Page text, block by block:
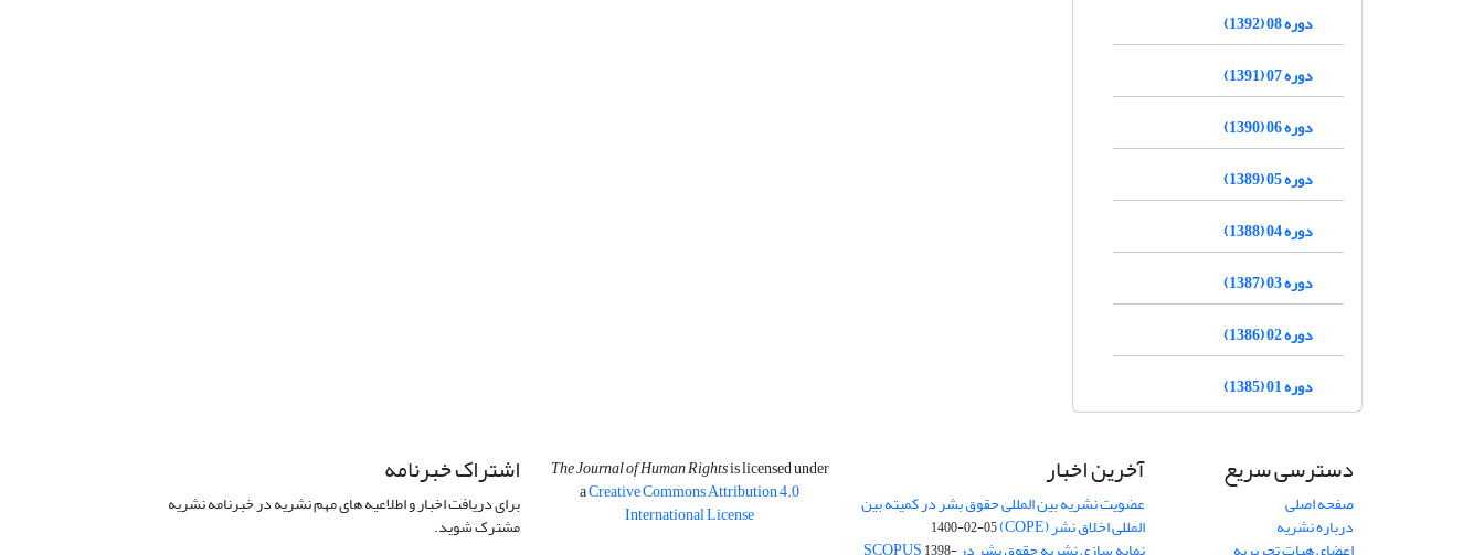
دوره 08 (1392)
دوره 07 (1391)
دوره 06 (1390)
دوره 05 (1389)
دوره 04 (1388)
دوره 03 (1387)
دوره 02 (1386)
دوره 01 (1385)
دسترسی سریع
صفحه اصلی
درباره نشریه
آخرین اخبار
عضویت نشریه بین المللی حقوق بشر در کمیته بین
المللی اخلاق نشر (COPE) 1400-02-05
The Journal of Human Rightsis licensed under
aCreative Commons Attribution 4.0
International License
اشتراک خبرنامه
برای دریافت اخبار و اطلاعیه های مهم نشریه در خبرنامه نشریه
مشترک شوید.